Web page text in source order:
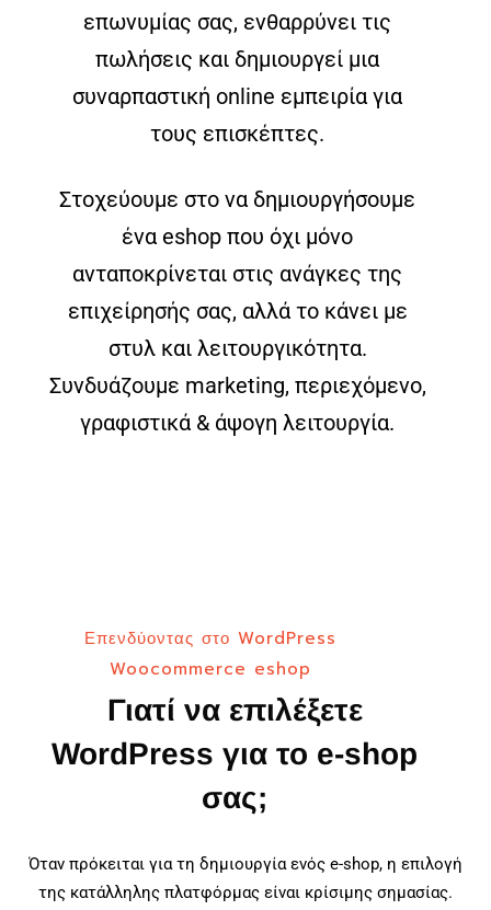
επωνυμίας σας, ενθαρρύνει τις
πωλήσεις και δημιουργεί μια
συναρπαστική online εμπειρία για
τους επισκέπτες.
Στοχεύουμε στο να δημιουργήσουμε
ένα eshop που όχι μόνο
ανταποκρίνεται στις ανάγκες της
επιχείρησής σας, αλλά το κάνει με
στυλ και λειτουργικότητα.
Συνδυάζουμε marketing, περιεχόμενο,
γραφιστικά & άψογη λειτουργία.
Επενδύοντας στο WordPress
Woocommerce eshop
Γιατί να επιλέξετε
WordPress για το e-shop
σας;
Όταν πρόκειται για τη δημιουργία ενός e-shop, η επιλογή
της κατάλληλης πλατφόρμας είναι κρίσιμης σημασίας.